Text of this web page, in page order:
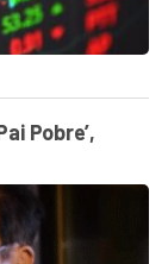
Pobre’,